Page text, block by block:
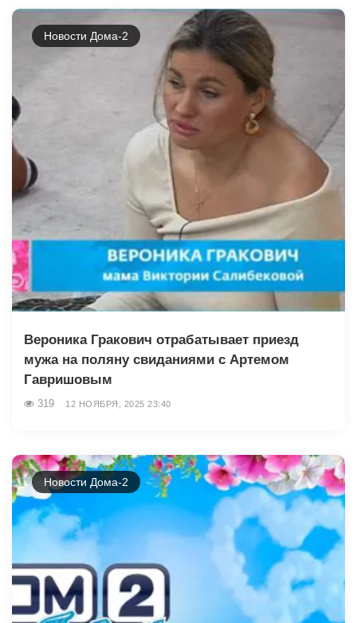
Новости Дома-2
Вероника Гракович отрабатывает приезд
мужа на поляну свиданиями с Артемом
Гавришовым
319 12 НОЯБРЯ, 2025 23:40
Новости Дома-2